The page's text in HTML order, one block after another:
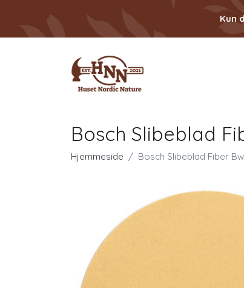
Kun
Bosch Slibeblad
Hjemmeside Bosch Slibeblad Fiber